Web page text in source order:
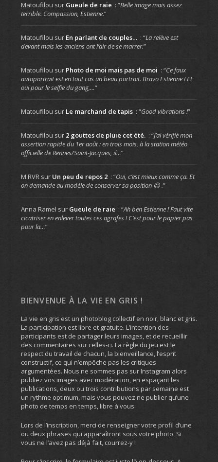
Matoufilou sur Gueule de raie : “Belle image mais assez
terrible. Compassion, Estienne.”
Matoufilou sur En parlant de couples… : “La relève est
devant mais les anciens ont l’air de se marrer.”
Matoufilou sur Photo de moi mais pas de moi : “Ce faux
autoportrait est en tout cas un beau portrait. Bravo Estienne ! Et
oui pour le selfie du gang,…”
Matoufilou sur Le marchand de tapis : “Good vibrations !”
Matoufilou sur 2 gouttes de pluie cet été. : “J’ai vérifié mon
assertion rapide du 1er août : en trois mois, à la station météo
officielle de Rennes/Saint-Jacques, il…”
M.RVRsur Un peu de repos 2 : “Oui, c’est mieux comme ça. Et
on demande au modèle de conserver sa position 😉 .”
Anna Ramel sur Gueule de raie : “Ah ben Estienne ! Faut vite
cicatriser en enlever toutes ces agrafes ! C’est pour le papier pas
pour la…”
BIENVENUE À LA VIE EN GRIS !
La vie en gris est un photoblog collectif en noir, blanc et gris.
La participation est libre et gratuite. L’intention des
participants est de partager leurs images, et de recueillir
des commentaires sur celles-ci. La règle du jeu est le
respect du travail de chacun, la bienveillance, l’esprit
constructif, ce qui n’empêche pas les critiques
argumentées. Nous ne sommes pas sur Instagram alors
publiez vos images avec modération, en espaçant les
publications, deux ou trois contributions par semaine est
un rythme optimum, mais vous pouvez ne publier qu’une
photo de temps en temps, libre à vous.
Lors de l’inscription, merci de renseigner votre profil d’une
ou deux phrases qui apparaîtront sous votre photo. Si
vous ne l’avez pas déjà fait, courrez-y !